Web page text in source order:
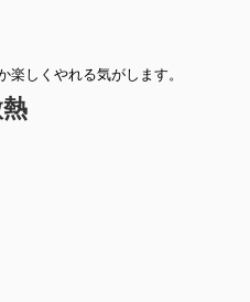
楽しくやれる気がします。